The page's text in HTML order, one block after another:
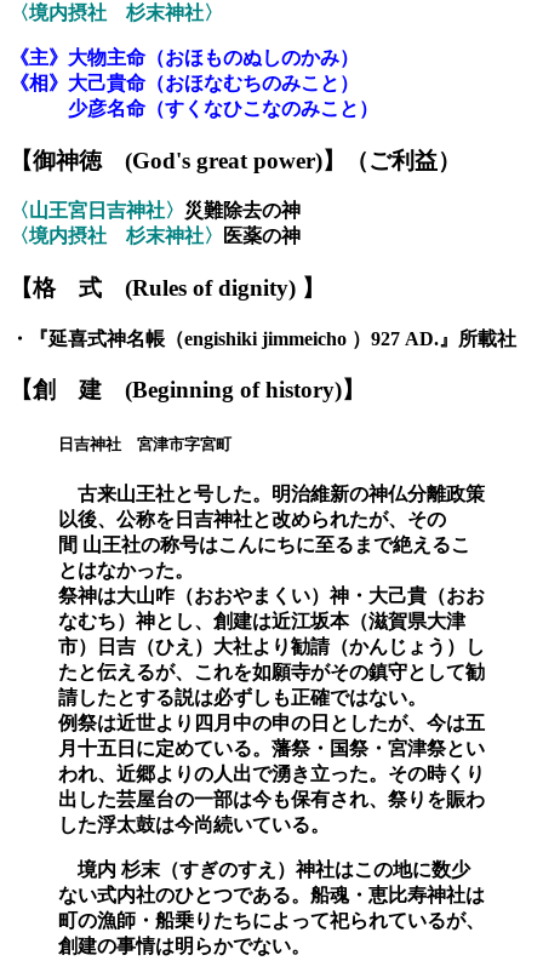
〈境内摂社 杉末神社〉
《主》大物主命 （おほものぬしのかみ）
《相》 大己貴命（おほなむちのみこと）
少彦名命 （すくなひこなのみこと）
【御神徳 (God's great power)】 （ご利益）
〈山王宮日吉神社〉 災難除去の神
〈境内摂社 杉末神社〉
医薬の神
【格 式 (Rules of dignity) 】
・『延喜式神名帳 （engishiki jimmeicho ） 927 AD. 』 所載社
【創 建 (Beginning of history)】
日吉神社 宮津市字宮町
古来山王社と号した。明治維新の神仏分離政策
以後、公称を日吉神社と改められたが、その
間 山王社の称号はこんにちに至るまで絶えるこ
とはなかった。
祭神は大山咋 （おおやまくい）神・大己貴 （おお
なむち）神とし、創建は近江坂本（滋賀県大津
市）日吉 （ひえ） 大社より勧請（かんじょう）
し
たと伝えるが、これを如願寺がその鎮守として勧
請したとする説は必ずしも正確ではない。
例祭は近世より四月中の申の日としたが、今は五
月十五日に定めている。藩祭・国祭・宮津祭とい
われ、近郷よりの人出で湧き立った。その時くり
出した芸屋台の一部は今も保有され、祭りを賑わ
した浮太鼓は今尚続いている。
境内 杉末 （すぎのすえ）神社はこの地に数少
ない式内社のひとつである。船魂・恵比寿神社は
町の漁師・船乗りたちによって祀られているが、
創建の事情は明らかでない。